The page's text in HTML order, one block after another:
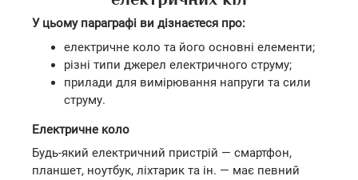
У цьому параграфі ви дізнаєтеся про:
електричне коло та його основні елементи;
різні типи джерел електричного струму;
прилади для вимірювання напруги та сили
струму.
Електричне коло
Будь-який електричний пристрій — смартфон,
планшет, ноутбук, ліхтарик та ін. — має певний